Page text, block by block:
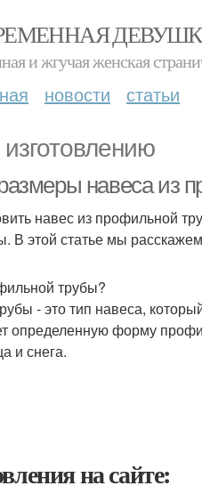
и жгучая женская
новости статьи
навеса из
навес из профильной
В этой статье мы
трубы?
- это тип навеса,
определенную форму
и снега.
на сайте: